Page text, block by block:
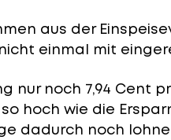
aus der
einmal mit
nur noch 7,94 Cent
hoch wie die
dadurch noch